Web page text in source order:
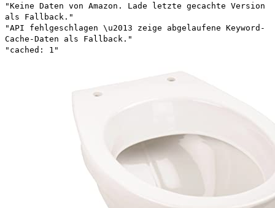
"Keine Daten von Amazon. Lade letzte gecachte Version
als Fallback."
"API fehlgeschlagen \u2013 zeige abgelaufene Keyword-
Cache-Daten als Fallback."
"cached: 1"